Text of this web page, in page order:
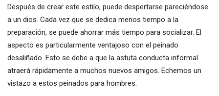
Después de crear este estilo, puede despertarse pareciéndose
a un dios. Cada vez que se dedica menos tiempo a la
preparación, se puede ahorrar más tiempo para socializar. El
aspecto es particularmente ventajoso con el peinado
desaliñado. Esto se debe a que la astuta conducta informal
atraerá rápidamente a muchos nuevos amigos. Echemos un
vistazo a estos peinados para hombres.